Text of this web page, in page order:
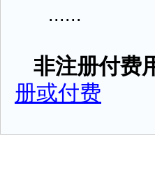
......
非注册付费
册或付费